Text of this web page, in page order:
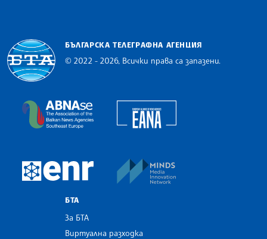
БЪЛГАРСКА ТЕЛЕГРАФНА АГЕНЦИЯ
© 2022 - 2026, Всички права са запазени.
The Assocoation of the Balkan News Agencies
European Newsroom
БТА
За БТА
Виртуална разходка